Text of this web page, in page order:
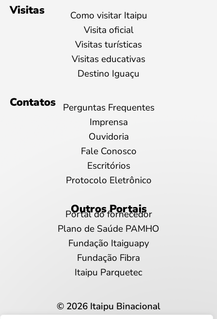
Visitas
Como visitar Itaipu
Visita oficial
Visitas turísticas
Visitas educativas
Destino Iguaçu
Contatos
Perguntas Frequentes
Imprensa
Ouvidoria
Fale Conosco
Escritórios
Protocolo Eletrônico
Outros Portais
Portal do fornecedor
Plano de Saúde PAMHO
Fundação Itaiguapy
Fundação Fibra
Itaipu Parquetec
© 2026 Itaipu Binacional